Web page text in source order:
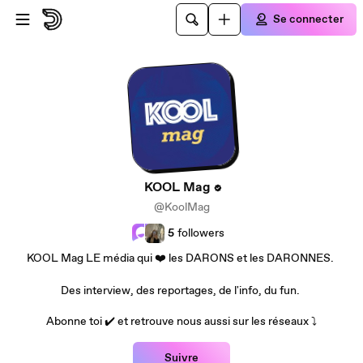
Passer au contenu principal
Se connecter
KOOL Mag
@KoolMag
5 followers
KOOL Mag LE média qui ❤️ les DARONS et les DARONNES.
Des interview, des reportages, de l'info, du fun.
Abonne toi ✔️ et retrouve nous aussi sur les réseaux ⤵️
Suivre